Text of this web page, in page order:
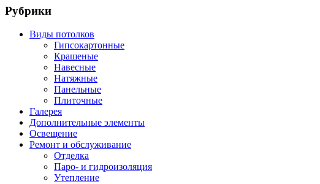
Рубрики
Виды потолков
Гипсокартонные
Крашеные
Навесные
Натяжные
Панельные
Плиточные
Галерея
Дополнительные элементы
Освещение
Ремонт и обслуживание
Отделка
Паро- и гидроизоляция
Утепление